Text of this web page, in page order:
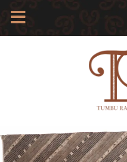
PROFIL
INSAN
BATIK